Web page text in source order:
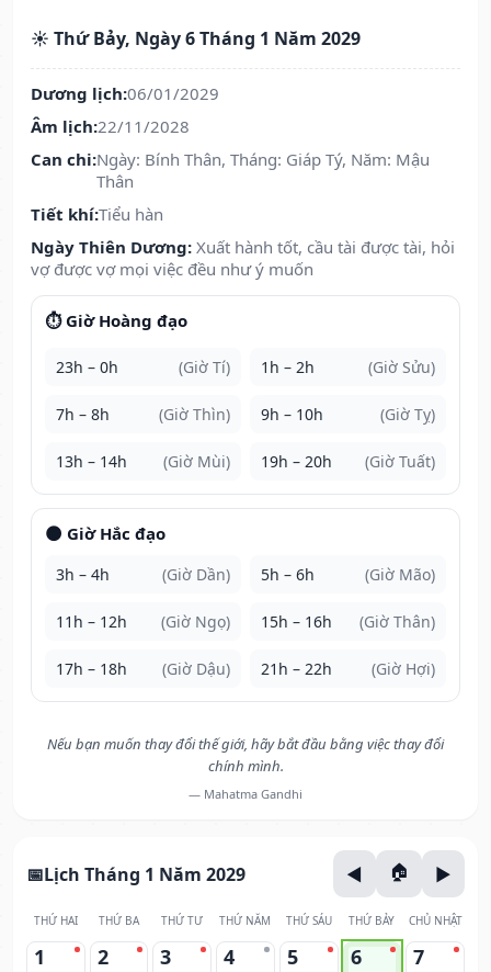
☀️ Thứ Bảy, Ngày 6 Tháng 1 Năm 2029
Dương lịch:06/01/2029
Âm lịch:22/11/2028
Can chi:Ngày: Bính Thân, Tháng: Giáp Tý, Năm: Mậu
Thân
Tiết khí:Tiểu hàn
Ngày Thiên Dương: Xuất hành tốt, cầu tài được tài, hỏi
vợ được vợ mọi việc đều như ý muốn
⏱️ Giờ Hoàng đạo
23h – 0h (Giờ Tí) 1h – 2h (Giờ Sửu)
7h – 8h (Giờ Thìn) 9h – 10h (Giờ Tỵ)
13h – 14h (Giờ Mùi) 19h – 20h (Giờ Tuất)
🌑 Giờ Hắc đạo
3h – 4h (Giờ Dần) 5h – 6h (Giờ Mão)
11h – 12h (Giờ Ngọ) 15h – 16h (Giờ Thân)
17h – 18h (Giờ Dậu) 21h – 22h (Giờ Hợi)
Nếu bạn muốn thay đổi thế giới, hãy bắt đầu bằng việc thay đổi
chính mình.
— Mahatma Gandhi
Lịch Tháng 1 Năm 2029
THỨ HAI THỨ BA THỨ TƯ THỨ NĂM THỨ SÁU THỨ BẢY CHỦ NHẬT
1 2 3 4 5 6 7